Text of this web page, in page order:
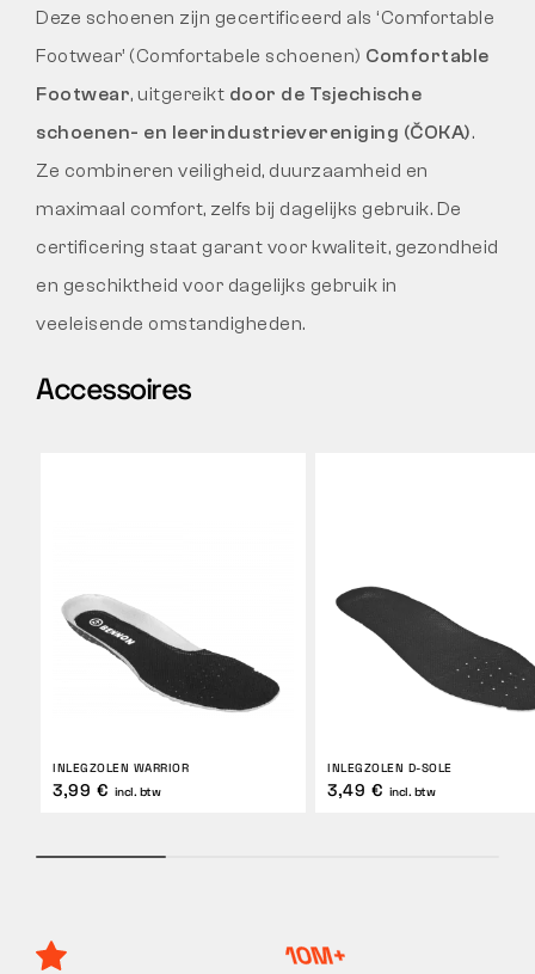
Deze schoenen zijn gecertificeerd als ‘Comfortable
Footwear’ (Comfortabele schoenen) Comfortable
Footwear, uitgereikt door de Tsjechische
schoenen- en leerindustrievereniging (ČOKA).
Ze combineren veiligheid, duurzaamheid en
maximaal comfort, zelfs bij dagelijks gebruik. De
certificering staat garant voor kwaliteit, gezondheid
en geschiktheid voor dagelijks gebruik in
veeleisende omstandigheden.
Accessoires
INLEGZOLEN WARRIOR
3,99 € incl. btw
INLEGZOLEN D-SOLE
3,49 € incl. btw